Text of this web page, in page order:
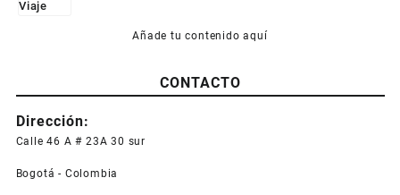
Añade tu contenido aquí
CONTACTO
Dirección:
Calle 46 A # 23A 30 sur
Bogotá - Colombia